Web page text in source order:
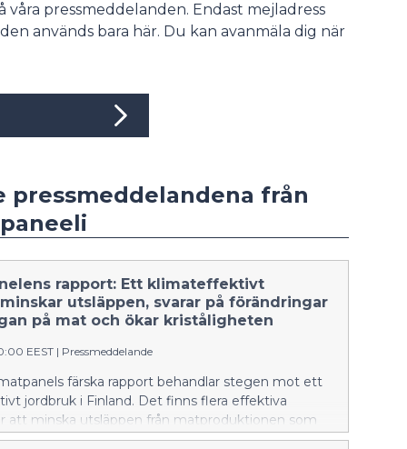
våra pressmeddelanden. Endast mejladress
används bara här. Du kan avanmäla dig när
pressmeddelandena från
rapport: Ett klimateffektivt
utsläppen, svarar på förändringar
på mat och ökar kriståligheten
EEST | Pressmeddelande
färska rapport behandlar stegen mot ett
jordbruk i Finland. Det finns flera effektiva
att minska utsläppen från matproduktionen som
självförsörjningen, försörjningsberedskapen och